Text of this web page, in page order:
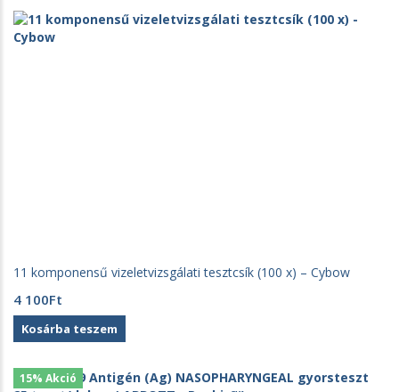
11 komponensű vizeletvizsgálati tesztcsík (100 x) – Cybow
4 100Ft
Kosárba teszem
15% Akció